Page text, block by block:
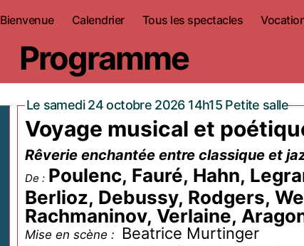
Bienvenue Calendrier Tous les spectacles
Programme
Le samedi 24 octobre 2026 14h15 Petite salle
Voyage musical et
Rêverie enchantée entre classique et
De : Poulenc, Fauré, Hahn,
Berlioz, Debussy, Rodgers,
Rachmaninov, Verlaine,
Mise en scène : Beatrice Murtinger